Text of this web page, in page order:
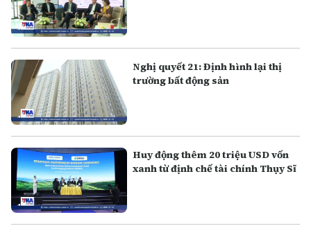
Nghị quyết 21: Định hình lại thị
trường bất động sản
Huy động thêm 20 triệu USD vốn
xanh từ định chế tài chính Thụy Sĩ